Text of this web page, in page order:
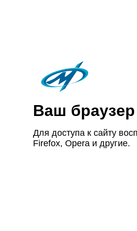
Ваш
Для доступа к сайту
Firefox, Opera и другие.